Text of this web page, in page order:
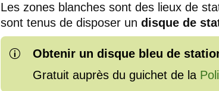
Les zones blanches sont des lieux de
sont tenus de disposer un disque de
p
Obtenir un disque bleu de
Gratuit auprès du guichet de la